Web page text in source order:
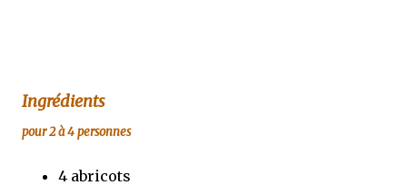
Ingrédients
pour 2 à 4 personnes
4 abricots